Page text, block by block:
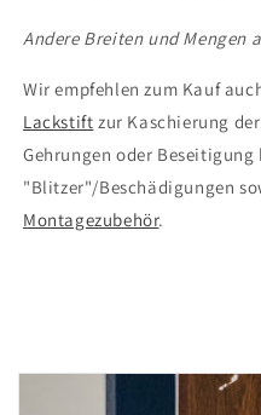
Andere Breiten und Mengen
Wir empfehlen zum Kauf
Lackstift zur Kaschierung
Gehrungen oder Beseitigung
"Blitzer"/Beschädigungen
Montagezubehör.